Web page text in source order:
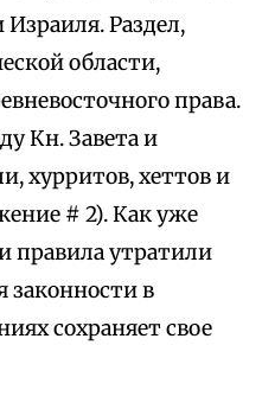
Раздел,
области,
права.
Кн. Завета и
хурритов, хеттов и
# 2). Как уже
правила утратили
законности в
сохраняет свое